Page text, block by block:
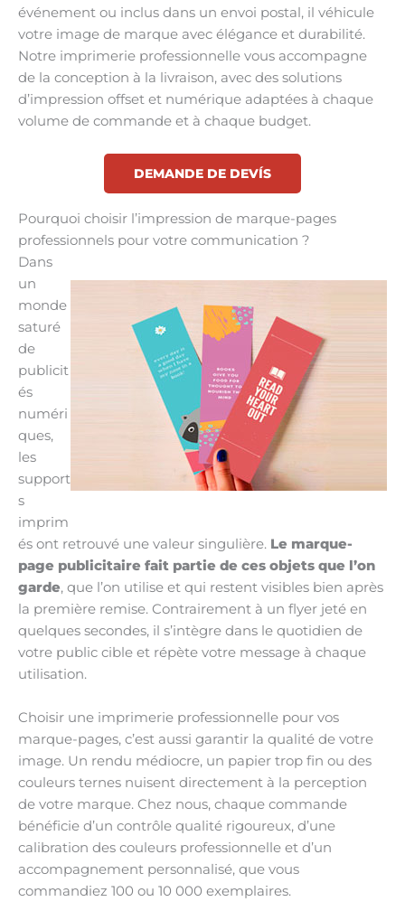
événement ou inclus dans un envoi postal, il véhicule
votre image de marque avec élégance et durabilité.
Notre imprimerie professionnelle vous accompagne
de la conception à la livraison, avec des solutions
d’impression offset et numérique adaptées à chaque
volume de commande et à chaque budget.
DEMANDE DE DEVÍS
Pourquoi choisir l’impression de marque-pages
professionnels pour votre communication ?
Dans
un
monde
saturé
de
publicit
és
numéri
ques,
les
support
s
imprim
és ont retrouvé une valeur singulière. Le marque-
page publicitaire fait partie de ces objets que l’on
garde, que l’on utilise et qui restent visibles bien après
la première remise. Contrairement à un flyer jeté en
quelques secondes, il s’intègre dans le quotidien de
votre public cible et répète votre message à chaque
utilisation.
Choisir une imprimerie professionnelle pour vos
marque-pages, c’est aussi garantir la qualité de votre
image. Un rendu médiocre, un papier trop fin ou des
couleurs ternes nuisent directement à la perception
de votre marque. Chez nous, chaque commande
bénéficie d’un contrôle qualité rigoureux, d’une
calibration des couleurs professionnelle et d’un
accompagnement personnalisé, que vous
commandiez 100 ou 10 000 exemplaires.